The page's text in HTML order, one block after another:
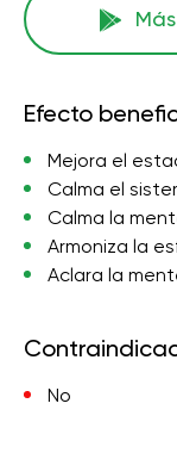
Efecto
Mejora el
Calma el
Calma la
Armoniza la
Aclara la
No